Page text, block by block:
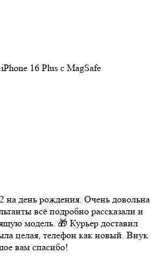
16 Plus c MagSafe
на день рождения. Очень довольна
всё подробно рассказали и
модель. 🎁 Курьер доставил
целая, телефон как новый. Внук
вам спасибо!